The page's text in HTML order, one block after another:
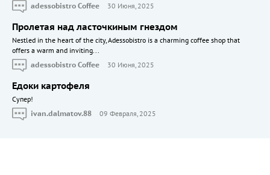
adessobistro Coffee
30 Июня, 2025
Пролетая над ласточкиным гнездом
Nestled in the heart of the city, Adessobistro is a charming coffee shop that
offers a warm and inviting...
adessobistro Coffee
30 Июня, 2025
Едоки картофеля
Cупер!
ivan.dalmatov.88
09 Февраля, 2025